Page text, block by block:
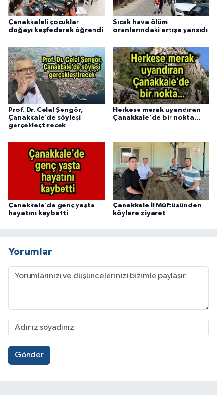
Çanakkaleli çocuklar
doğayı keşfederek öğrendi
Sıcak hava ölüm
oranlarındaki artışa yansıdı
Prof. Dr. Celal Şengör,
Çanakkale’de söyleşi
gerçekleştirecek
Herkese merak uyandıran
Çanakkale'de bir nokta...
Çanakkale’de genç yaşta
hayatını kaybetti
Çanakkale İl Müftüsünden
köylere ziyaret
Yorumlar
Gönder